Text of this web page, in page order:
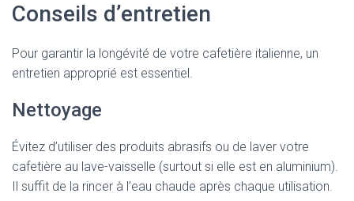
Conseils d’entretien
Pour garantir la longévité de votre cafetière italienne, un
entretien approprié est essentiel.
Nettoyage
Évitez d’utiliser des produits abrasifs ou de laver votre
cafetière au lave-vaisselle (surtout si elle est en aluminium).
Il suffit de la rincer à l’eau chaude après chaque utilisation.